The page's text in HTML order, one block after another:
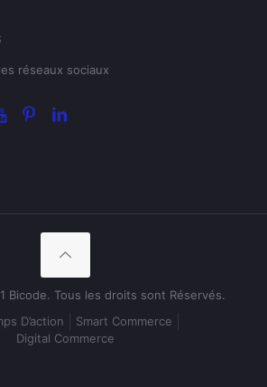
réseaux sociaux
Bicode. Tous les droits sont Réservés.
D’action
Smart Commerce
Digital Commerce